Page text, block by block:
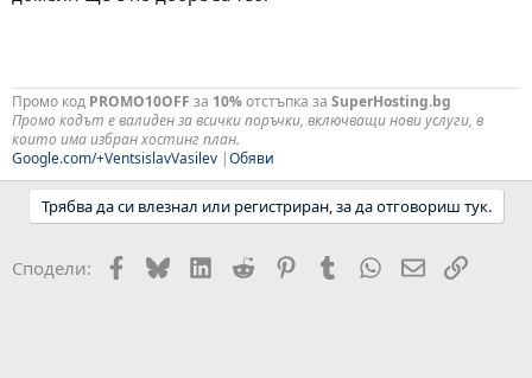
Промо код PROMO10OFF за 10%отстъпка за SuperHosting.bg
Промо кодът е валиден за всички поръчки, включващи нови услуги, в
които има избран хостинг план.
Google.com/+VentsislavVasilev |Обяви
Трябва да си влезнал или регистриран, за да отговориш тук.
Сподели: Facebook
BlueskyLinkedIn
Reddit PinterestTumblr WhatsApp
EmailLink